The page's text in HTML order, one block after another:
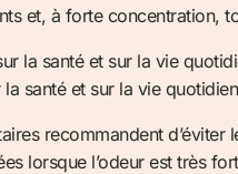
et, à forte concentration,
santé et sur la vie
recommandent d’éviter
lorsque l’odeur est très